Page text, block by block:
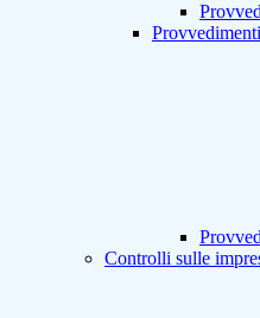
Controlli sulle